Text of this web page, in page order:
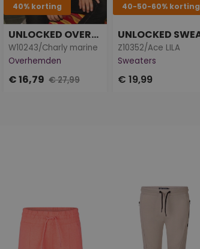
40% korting
UNLOCKED OVERHEMDEN
W10243/Charly marine
Overhemden
€ 16,79 € 27,99
40-50-60% korting
Z10352/Ace LILA
Sweaters
€ 19,99